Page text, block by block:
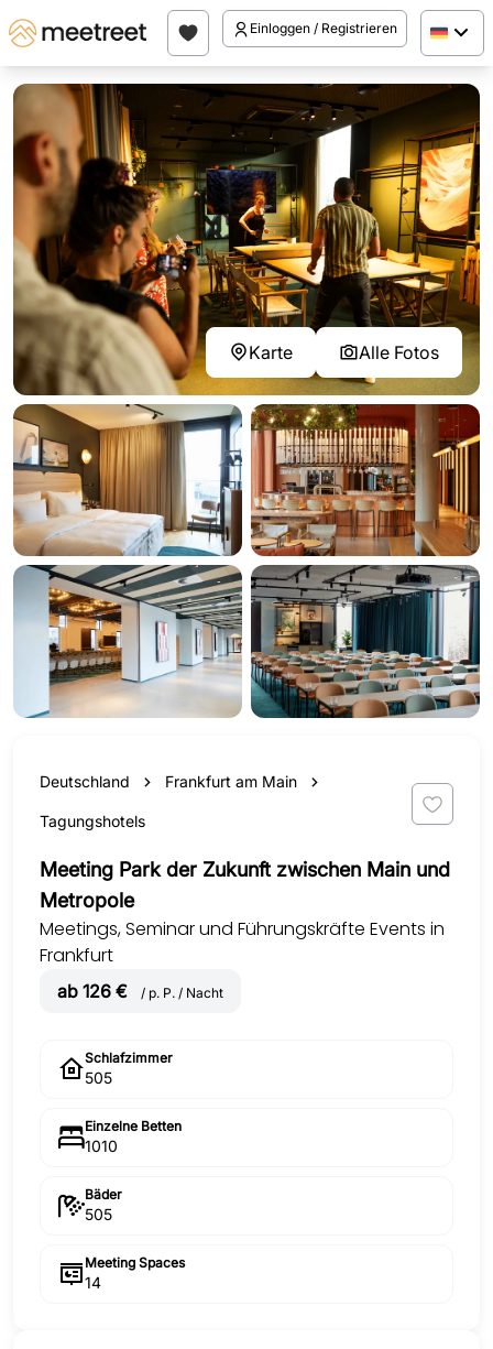
Einloggen / Registrieren
Karte Alle Fotos
Deutschland Frankfurt am Main
Tagungshotels
Meeting Park der Zukunft zwischen Main und
Metropole
Meetings, Seminar und Führungskräfte Events in
Frankfurt
ab 126 € / p. P. / Nacht
Schlafzimmer
505
Einzelne Betten
1010
Bäder
505
Meeting Spaces
14